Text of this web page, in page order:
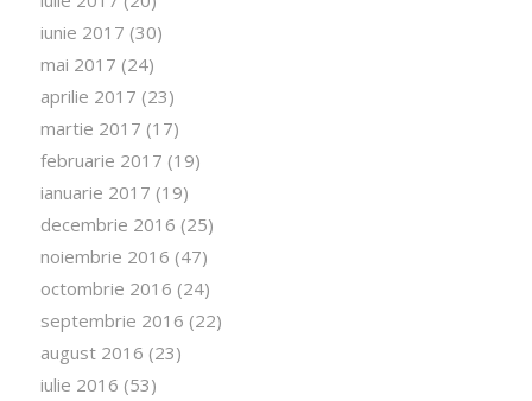
iunie 2017 (30)
mai 2017 (24)
aprilie 2017 (23)
martie 2017 (17)
februarie 2017 (19)
ianuarie 2017 (19)
decembrie 2016 (25)
noiembrie 2016 (47)
octombrie 2016 (24)
septembrie 2016 (22)
august 2016 (23)
iulie 2016 (53)